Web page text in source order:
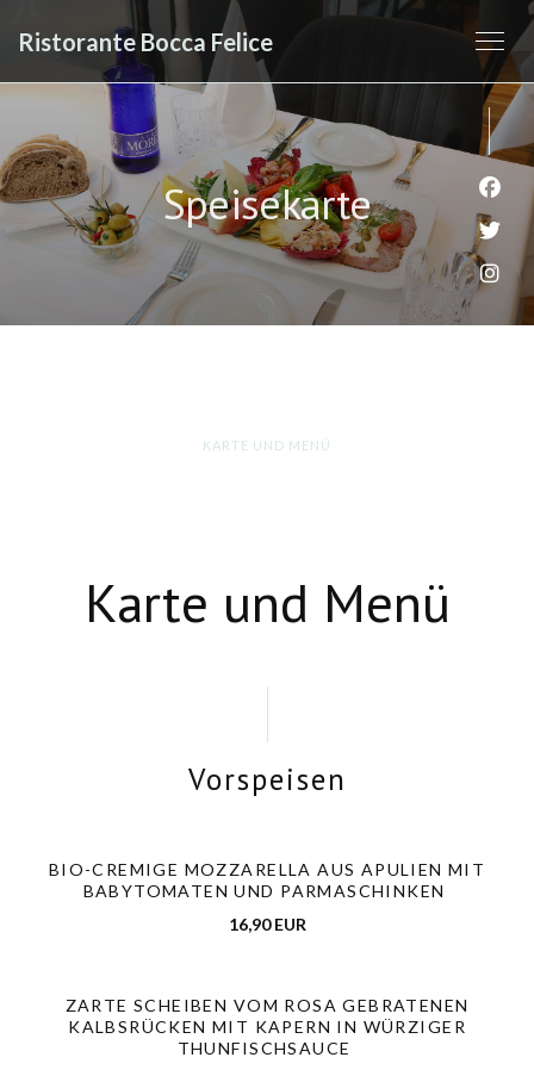
Ristorante Bocca Felice
Speisekarte
KARTE UND MENÜ
Karte und Menü
Vorspeisen
BIO-CREMIGE MOZZARELLA AUS APULIEN MIT
BABYTOMATEN UND PARMASCHINKEN
16,90 EUR
ZARTE SCHEIBEN VOM ROSA GEBRATENEN
KALBSRÜCKEN MIT KAPERN IN WÜRZIGER
THUNFISCHSAUCE